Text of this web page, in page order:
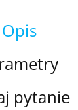
Opis
pytanie